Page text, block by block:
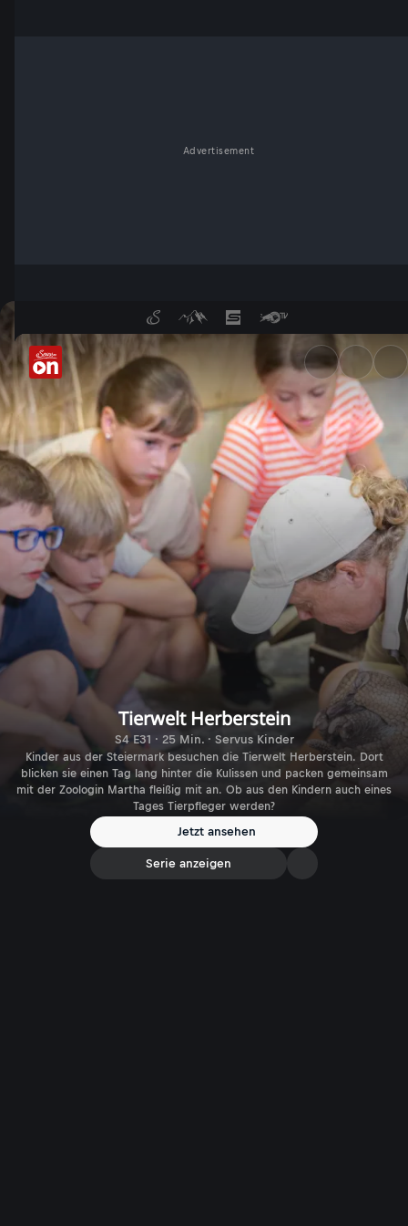
Advertisement
Tierwelt Herberstein -
Tierwelt Herberstein
S4 E31 · 25 Min. · Servus Kinder
Kinder aus der Steiermark besuchen die Tierwelt Herberstein. Dort
blicken sie einen Tag lang hinter die Kulissen und packen gemeinsam
mit der Zoologin Martha fleißig mit an. Ob aus den Kindern auch eines
Tages Tierpfleger werden?
Jetzt ansehen
Serie anzeigen